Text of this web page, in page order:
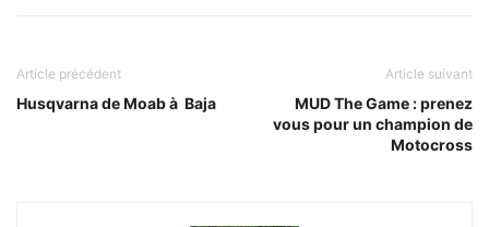
Article précédent
Husqvarna de Moab à Baja
Article suivant
MUD The Game : prenez
vous pour un champion de
Motocross